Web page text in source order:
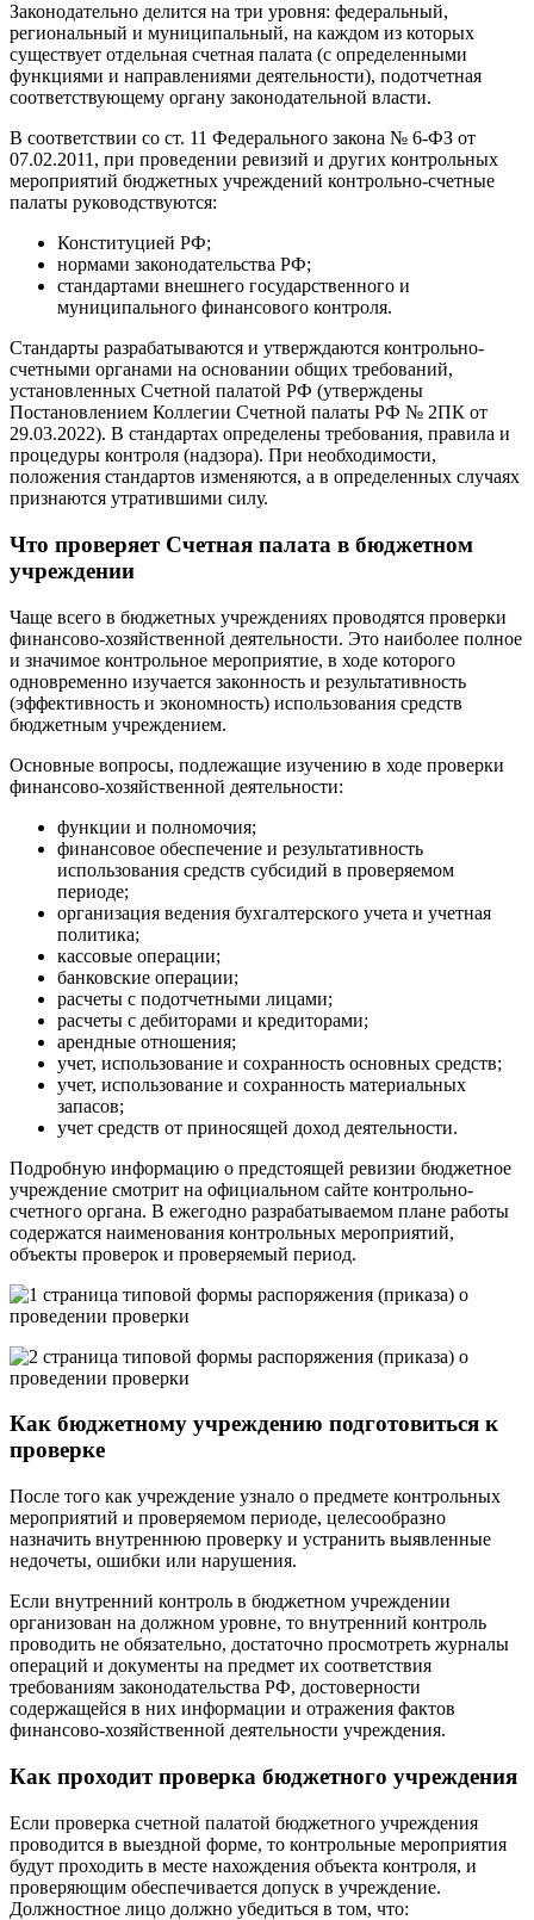
Законодательно делится на три уровня: федеральный,
региональный и муниципальный, на каждом из которых
существует отдельная счетная палата (с определенными
функциями и направлениями деятельности), подотчетная
соответствующему органу законодательной власти.
В соответствии со ст. 11 Федерального закона № 6-ФЗ от
07.02.2011, при проведении ревизий и других контрольных
мероприятий бюджетных учреждений контрольно-счетные
палаты руководствуются:
Конституцией РФ;
нормами законодательства РФ;
стандартами внешнего государственного и
муниципального финансового контроля.
Стандарты разрабатываются и утверждаются контрольно-
счетными органами на основании общих требований,
установленных Счетной палатой РФ (утверждены
Постановлением Коллегии Счетной палаты РФ № 2ПК от
29.03.2022). В стандартах определены требования, правила и
процедуры контроля (надзора). При необходимости,
положения стандартов изменяются, а в определенных случаях
признаются утратившими силу.
Что проверяет Счетная палата в бюджетном
учреждении
Чаще всего в бюджетных учреждениях проводятся проверки
финансово-хозяйственной деятельности. Это наиболее полное
и значимое контрольное мероприятие, в ходе которого
одновременно изучается законность и результативность
(эффективность и экономность) использования средств
бюджетным учреждением.
Основные вопросы, подлежащие изучению в ходе проверки
финансово-хозяйственной деятельности:
функции и полномочия;
финансовое обеспечение и результативность
использования средств субсидий в проверяемом
периоде;
организация ведения бухгалтерского учета и учетная
политика;
кассовые операции;
банковские операции;
расчеты с подотчетными лицами;
расчеты с дебиторами и кредиторами;
арендные отношения;
учет, использование и сохранность основных средств;
учет, использование и сохранность материальных
запасов;
учет средств от приносящей доход деятельности.
Подробную информацию о предстоящей ревизии бюджетное
учреждение смотрит на официальном сайте контрольно-
счетного органа. В ежегодно разрабатываемом плане работы
содержатся наименования контрольных мероприятий,
объекты проверок и проверяемый период.
Как бюджетному учреждению подготовиться к
проверке
После того как учреждение узнало о предмете контрольных
мероприятий и проверяемом периоде, целесообразно
назначить внутреннюю проверку и устранить выявленные
недочеты, ошибки или нарушения.
Если внутренний контроль в бюджетном учреждении
организован на должном уровне, то внутренний контроль
проводить не обязательно, достаточно просмотреть журналы
операций и документы на предмет их соответствия
требованиям законодательства РФ, достоверности
содержащейся в них информации и отражения фактов
финансово-хозяйственной деятельности учреждения.
Как проходит проверка бюджетного учреждения
Если проверка счетной палатой бюджетного учреждения
проводится в выездной форме, то контрольные мероприятия
будут проходить в месте нахождения объекта контроля, и
проверяющим обеспечивается допуск в учреждение.
Должностное лицо должно убедиться в том, что: